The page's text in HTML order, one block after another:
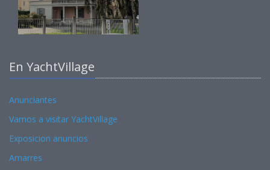
En YachtVillage
Anunciantes
Vamos a visitar YachtVillage
Exposicion anuncios
Amarres